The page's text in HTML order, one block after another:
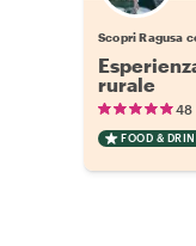
Scopri Ragusa
rurale
48
FOOD &